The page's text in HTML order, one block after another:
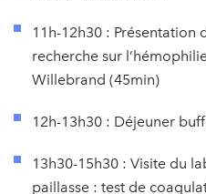
11h-12h30 : Présentation
recherche sur
Willebrand (45min)
12h-13h30 : Déjeuner
13h30-15h30 : Visite du
paillasse : test de